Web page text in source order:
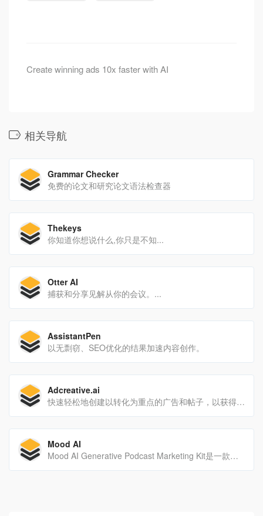
Create winning ads 10x faster with AI
相关导航
Grammar Checker
免费的论文和研究论文语法检查器
Thekeys
你知道你想说什么,你只是不知...
Otter AI
捕获和分享见解从你的会议。...
AssistantPen
以无剽窃、SEO优化的结果加速内容创作。
Adcreative.ai
快速轻松地创建以转化为重点的广告和帖子，以获得更好的效果。
Mood AI
Mood AI Generative Podcast Marketing Kit是一款强大的工具，它利用Generative AI自动创建播客营销材料，包括文字记录、摘要、关键词、社交帖子等。